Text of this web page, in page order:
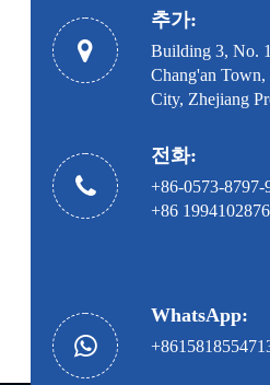
추가:
Building 3, No.
Chang'an
City, Zhejiang
전화:
+86-0573-8797-
+86
WhatsApp: